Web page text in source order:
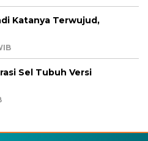
Katanya Terwujud,
Sel Tubuh Versi